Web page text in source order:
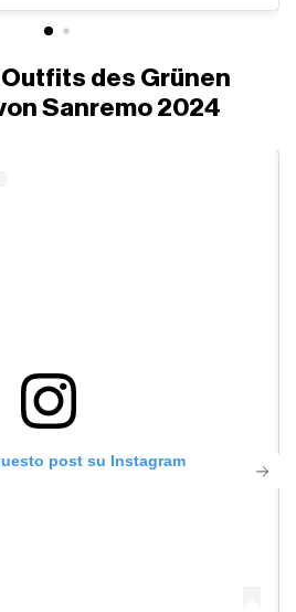
des Grünen
Sanremo 2024
post su Instagram